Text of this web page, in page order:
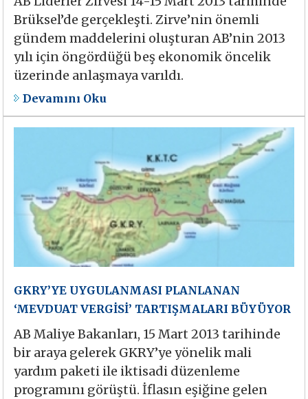
Brüksel’de gerçekleşti. Zirve’nin önemli
gündem maddelerini oluşturan AB’nin 2013
yılı için öngördüğü beş ekonomik öncelik
üzerinde anlaşmaya varıldı.
Devamını Oku
GKRY’YE UYGULANMASI PLANLANAN
‘MEVDUAT VERGİSİ’ TARTIŞMALARI BÜYÜYOR
AB Maliye Bakanları, 15 Mart 2013 tarihinde
bir araya gelerek GKRY’ye yönelik mali
yardım paketi ile iktisadi düzenleme
programını görüştü. İflasın eşiğine gelen